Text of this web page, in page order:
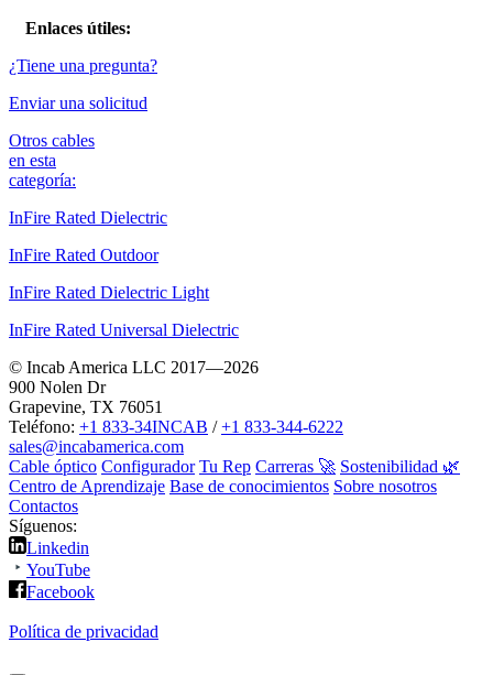
Enlaces útiles:
¿Tiene una pregunta?
Enviar una solicitud
Otros cables
en esta
categoría:
InFire Rated Dielectric
InFire Rated Outdoor
InFire Rated Dielectric Light
InFire Rated Universal Dielectric
© Incab America LLC 2017—2026
900 Nolen Dr
Grapevine, TX 76051
Teléfono: +1 833-34INCAB /+1 833-344-6222
sales@incabamerica.com
Cable óptico Configurador Tu Rep Carreras 🚀 Sostenibilidad 🌿
Centro de Aprendizaje Base de conocimientos Sobre nosotros
Contactos
Síguenos:
Linkedin
YouTube
Facebook
Política de privacidad